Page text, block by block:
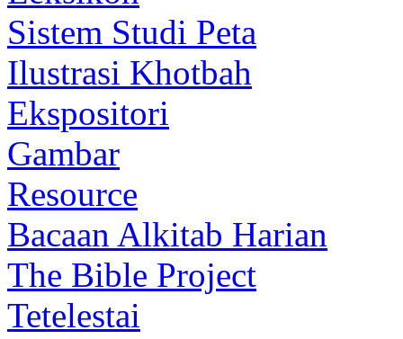
Sistem Studi Peta
Ilustrasi Khotbah
Ekspositori
Gambar
Resource
Bacaan Alkitab Harian
The Bible Project
Tetelestai